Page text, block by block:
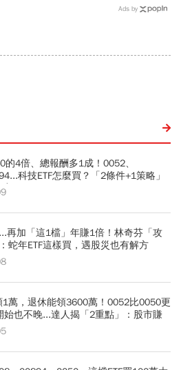
檔年化配息率逾10%！配息
Ads by
的4倍、總報酬多1成！0052、
科技ETF怎麼買？「2條件+1策略」
再加「這1檔」年賺1倍！林奇芬「攻
蛇年ETF這樣買，遇股災也有解方
萬，退休能領3600萬！0052比0050更
始也不晚...達人揭「2重點」：股市賺